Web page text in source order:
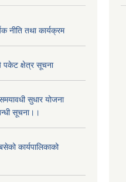
नीति तथा कार्यक्रम
पकेट क्षेत्र सूचना
सुधार योजना
सूचना।।
कार्यपालिकाको